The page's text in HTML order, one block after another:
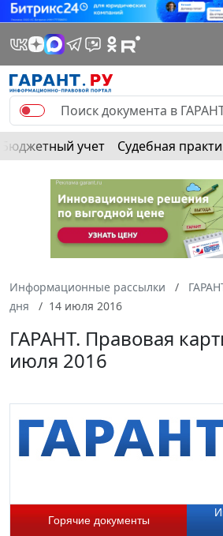
Бюджетный учет Судебная
Информационные рассылки
дня
14 июля 2016
ГАРАНТ. Правовая
июля 2016
Горячие документы